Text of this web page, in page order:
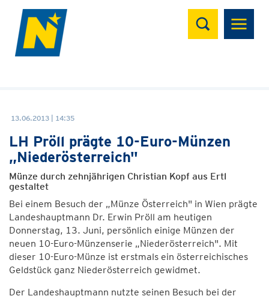
Suchen
13.06.2013 | 14:35
LH Pröll prägte 10-Euro-Münzen
„Niederösterreich"
Münze durch zehnjährigen Christian Kopf aus Ertl
gestaltet
Bei einem Besuch der „Münze Österreich" in Wien prägte
Landeshauptmann Dr. Erwin Pröll am heutigen
Donnerstag, 13. Juni, persönlich einige Münzen der
neuen 10-Euro-Münzenserie „Niederösterreich". Mit
dieser 10-Euro-Münze ist erstmals ein österreichisches
Geldstück ganz Niederösterreich gewidmet.
Der Landeshauptmann nutzte seinen Besuch bei der